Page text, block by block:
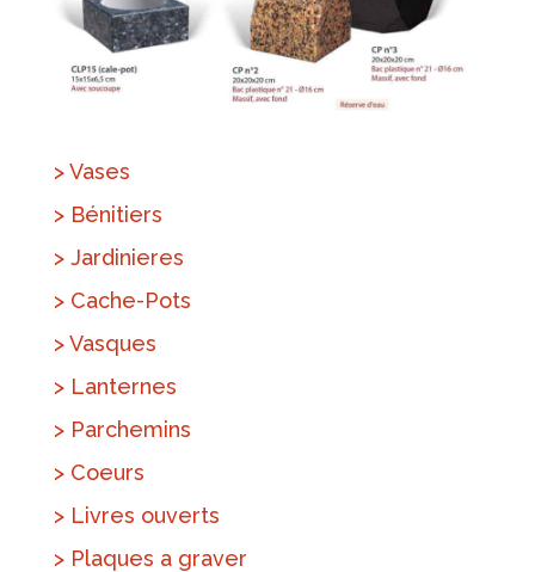
> Vases
> Bénitiers
> Jardinieres
> Cache-Pots
> Vasques
> Lanternes
> Parchemins
> Coeurs
> Livres ouverts
> Plaques a graver